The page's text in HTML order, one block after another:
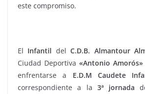
este compromiso.
El Infantil delC.D.B. Almantour
Ciudad Deportiva «Antonio Amorós»
enfrentarse a E.D.M Caudete
correspondiente a la 3ª jornada